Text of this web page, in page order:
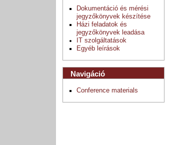
Dokumentáció és mérési
jegyzőkönyvek készítése
Házi feladatok és
jegyzőkönyvek leadása
IT szolgáltatások
Egyéb leírások
Navigáció
Conference materials